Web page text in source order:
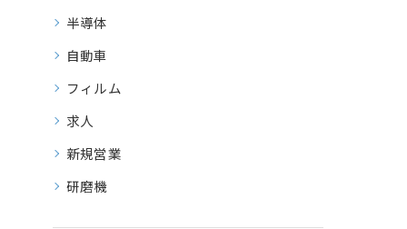
半導体
自動車
フィルム
求人
新規営業
研磨機